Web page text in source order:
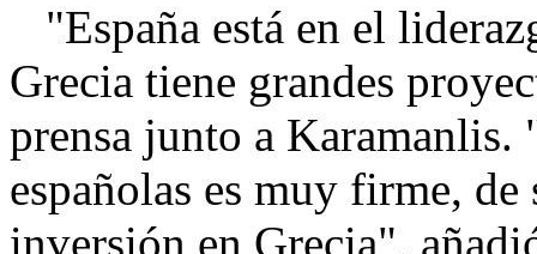
"España está en el
Grecia tiene grandes
prensa junto a Karamanlis.
españolas es muy firme,
inversión en Grecia",